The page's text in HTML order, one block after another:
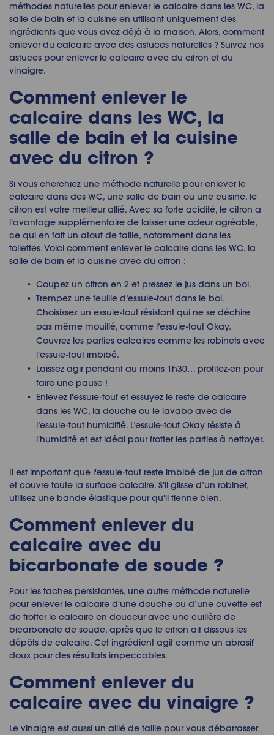
méthodes naturelles pour enlever le calcaire dans les WC, la
salle de bain et la cuisine en utilisant uniquement des
ingrédients que vous avez déjà à la maison. Alors, comment
enlever du calcaire avec des astuces naturelles ? Suivez nos
astuces pour enlever le calcaire avec du citron et du
vinaigre.
Comment enlever le
calcaire dans les WC, la
salle de bain et la cuisine
avec du citron ?
Si vous cherchiez une méthode naturelle pour enlever le
calcaire dans des WC, une salle de bain ou une cuisine, le
citron est votre meilleur allié. Avec sa forte acidité, le citron a
l'avantage supplémentaire de laisser une odeur agréable,
ce qui en fait un atout de taille, notamment dans les
toilettes. Voici comment enlever le calcaire dans les WC, la
salle de bain et la cuisine avec du citron :
Coupez un citron en 2 et pressez le jus dans un bol.
Trempez une feuille d’essuie-tout dans le bol.
Choisissez un essuie-tout résistant qui ne se déchire
pas même mouillé, comme l’essuie-tout Okay.
Couvrez les parties calcaires comme les robinets avec
l'essuie-tout imbibé.
Laissez agir pendant au moins 1h30… profitez-en pour
faire une pause !
Enlevez l'essuie-tout et essuyez le reste de calcaire
dans les WC, la douche ou le lavabo avec de
l’essuie-tout humidifié. L’essuie-tout Okay résiste à
l'humidité et est idéal pour frotter les parties à nettoyer.
Il est important que l'essuie-tout reste imbibé de jus de citron
et couvre toute la surface calcaire. S'il glisse d’un robinet,
utilisez une bande élastique pour qu'il tienne bien.
Comment enlever du
calcaire avec du
bicarbonate de soude ?
Pour les taches persistantes, une autre méthode naturelle
pour enlever le calcaire d'une douche ou d’une cuvette est
de frotter le calcaire en douceur avec une cuillère de
bicarbonate de soude, après que le citron ait dissous les
dépôts de calcaire. Cet ingrédient agit comme un abrasif
doux pour des résultats impeccables.
Comment enlever du
calcaire avec du vinaigre ?
Le vinaigre est aussi un allié de taille pour vous débarrasser